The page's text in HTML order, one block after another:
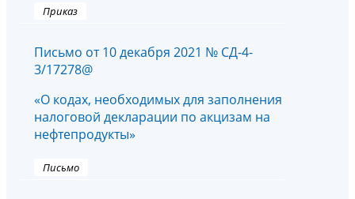
Приказ
Письмо от 10 декабря 2021 № СД-4-
3/17278@
«О кодах, необходимых для заполнения
налоговой декларации по акцизам на
нефтепродукты»
Письмо